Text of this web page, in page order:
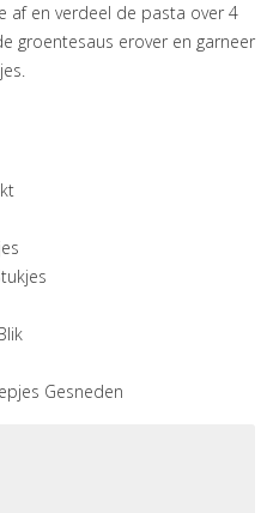
af en verdeel de pasta over 4
groentesaus erover en garneer
Gesneden